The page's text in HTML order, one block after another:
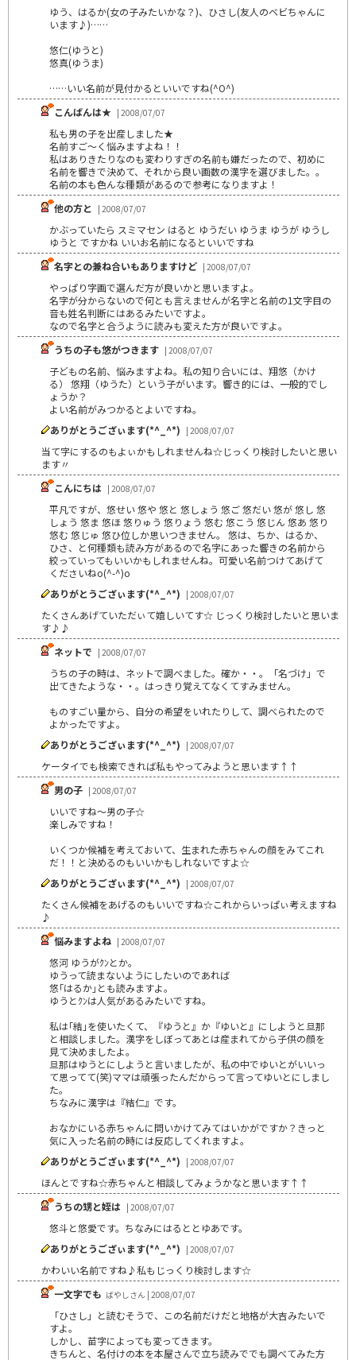
ゆう、はるか(女の子みたいかな？)、ひさし(友人のベビちゃんに
います♪)……
悠仁(ゆうと)
悠真(ゆうま)
……いい名前が見付かるといいですね(^O^)
こんばんは★ | 2008/07/07
私も男の子を出産しました★
名前すご～く悩みますよね！！
私はありきたりなのも変わりすぎの名前も嫌だったので、初めに
名前を響きで決めて、それから良い画数の漢字を選びました。。
名前の本も色んな種類があるので参考になりますよ！
他の方と
| 2008/07/07
かぶっていたら スミマセン はると ゆうだい ゆうま ゆうが ゆうし
ゆうと ですかね いいお名前になるといいですね
名字との兼ね合いもありますけど | 2008/07/07
やっぱり字画で選んだ方が良いかと思いますよ。
名字が分からないので何とも言えませんが名字と名前の1文字目の
音も姓名判断にはあるみたいですよ。
なので名字と合うように読みも変えた方が良いですよ。
うちの子も悠がつきます | 2008/07/07
子どもの名前、悩みますよね。私の知り合いには、翔悠（かけ
る） 悠翔（ゆうた）という子がいます。響き的には、一般的でし
ょうか？
よい名前がみつかるとよいですね。
ありがとうござぃます(*^_^*) | 2008/07/07
当て字にするのもよぃかもしれませんね☆じっくり検討したいと思い
ます〃
こんにちは | 2008/07/07
平凡ですが、悠せい 悠や 悠と 悠しょう 悠ご 悠だい 悠が 悠し 悠
しょう 悠ま 悠ほ 悠りゅう 悠りょう 悠む 悠こう 悠じん 悠あ 悠り
悠む 悠じゅ 悠ひ位しか思いつきません。 悠は、ちか、はるか、
ひさ、と何種類も読み方があるので名字にあった響きの名前から
絞っていってもいいかもしれませんね。可愛い名前つけてあげて
くださいねo(^-^)o
ありがとうござぃます(*^_^*) | 2008/07/07
たくさんあげていただぃて嬉しいてす☆ じっくり検討したいと思いま
す♪♪
ネットで | 2008/07/07
うちの子の時は、ネットで調べました。確か・・。「名づけ」で
出てきたような・・。はっきり覚えてなくてすみません。
ものすごい量から、自分の希望をいれたりして、調べられたので
よかったですよ。
ありがとうござぃます(*^_^*) | 2008/07/07
ケータイでも検索できれば私もやってみようと思います↑↑
男の子 | 2008/07/07
いいですね～男の子☆
楽しみですね！
いくつか候補を考えておいて、生まれた赤ちゃんの顔をみてこれ
だ！！と決めるのもいいかもしれないですよ☆
ありがとうござぃます(*^_^*) | 2008/07/07
たくさん候補をあげるのもいいですね☆これからいっぱぃ考えますね
♪
悩みますよね | 2008/07/07
悠河 ゆうがｸﾝとか。
ゆうって読まないようにしたいのであれば
悠｢はるか｣とも読みますよ。
ゆうとｸﾝは人気があるみたいですね。
私は｢結｣を使いたくて、『ゆうと』か『ゆいと』にしようと旦那
と相談しました。漢字をしぼってあとは産まれてから子供の顔を
見て決めましたよ。
旦那はゆうとにしようと言いましたが、私の中でゆいとがいいっ
て思ってて(笑)ママは頑張ったんだからって言ってゆいとにしまし
た。
ちなみに漢字は『結仁』です。
おなかにいる赤ちゃんに問いかけてみてはいかがですか？きっと
気に入った名前の時には反応してくれますよ。
ありがとうござぃます(*^_^*) | 2008/07/07
ほんとですね☆赤ちゃんと相談してみょうかなと思います↑↑
うちの甥と姪は | 2008/07/07
悠斗と悠愛です。ちなみにはるととゆあです。
ありがとうござぃます(*^_^*) | 2008/07/07
かわいい名前ですね♪私もじっくり検討します☆
一文字でも ばやしさん | 2008/07/07
「ひさし」と読むそうで、この名前だけだと地格が大吉みたいで
すよ。
しかし、苗字によっても変ってきます。
きちんと、名付けの本を本屋さんで立ち読みででも調べてみた方